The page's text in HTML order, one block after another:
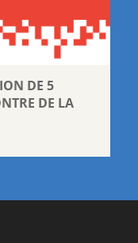
DE 5
DE LA